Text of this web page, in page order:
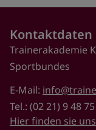
Kontaktdaten
Trainerakademie
Sportbundes
E-Mail:
Tel.: (02 21) 9 48
Hier finden sie